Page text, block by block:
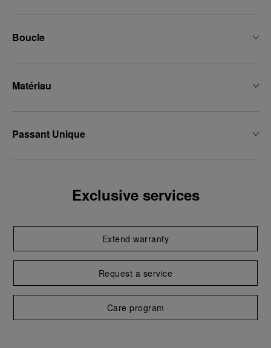
Boucle
Matériau
Passant Unique
Exclusive services
Extend warranty
Request a service
Care program